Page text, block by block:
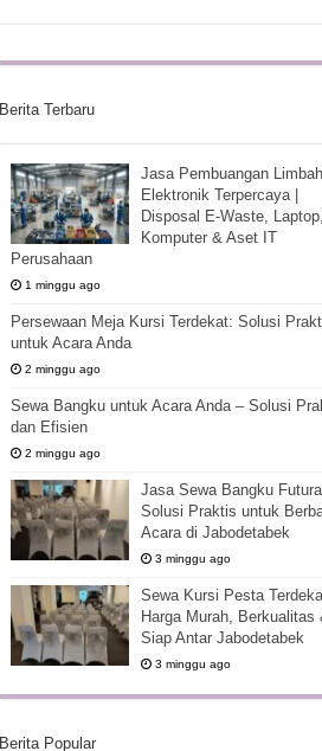
Berita Terbaru
Jasa Pembuangan Limbah
Elektronik Terpercaya |
Disposal E-Waste, Laptop,
Komputer & Aset IT
Perusahaan
1 minggu ago
Persewaan Meja Kursi Terdekat: Solusi
untuk Acara Anda
2 minggu ago
Sewa Bangku untuk Acara Anda – Solusi
dan Efisien
2 minggu ago
Jasa Sewa Bangku Futura |
Solusi Praktis untuk
Acara di Jabodetabek
3 minggu ago
Sewa Kursi Pesta
Harga Murah, Berkualitas
Siap Antar Jabodetabek
3 minggu ago
Berita Popular